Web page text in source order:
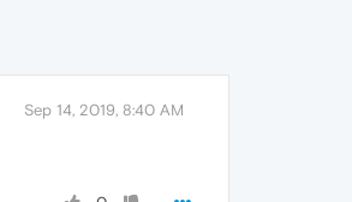
Sep 14, 2019, 8:40 AM